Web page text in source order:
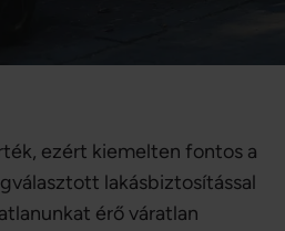
ezért kiemelten fontos a
lakásbiztosítással
érő váratlan